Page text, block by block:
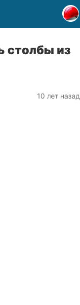
столбы из
10 лет назад